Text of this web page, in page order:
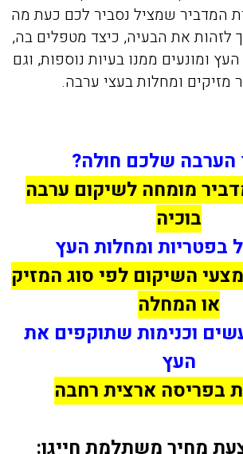
המדביר שמציל נסביר לכם כעת מה
לזהות את הבעיה, כיצד מטפלים בה,
ומונעים ממנו בעיות נוספות, וגם
מזיקים ומחלות בעצי ערבה.
שלכם חולה?
מומחה לשיקום ערבה
בוכיה
בפטריות ומחלות העץ
השיקום לפי סוג המזיק
או המחלה
וכנימות שתוקפים את
העץ
בפריסה ארצית רחבה
מחיר משתלמת חייגו: